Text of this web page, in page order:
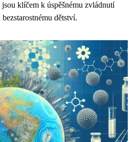
jsou klíčem k úspěšnému zvládnutí
dětství.